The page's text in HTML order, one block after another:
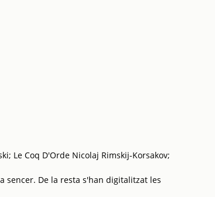
Le Coq D'Orde Nicolaj Rimskij-Korsakov;
sencer. De la resta s'han digitalitzat les